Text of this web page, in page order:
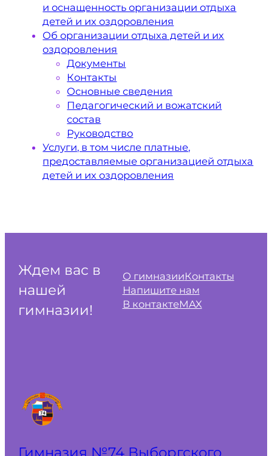
и оснащенность организации отдыха
детей и их оздоровления
Об организации отдыха детей и их
оздоровления
Документы
Контакты
Основные сведения
Педагогический и вожатский
состав
Руководство
Услуги, в том числе платные,
предоставляемые организацией отдыха
детей и их оздоровления
Ждем вас в
нашей
гимназии!
О гимназииКонтакты
Напишите нам
В контактеMAX
Гимназия №74 Выборгского